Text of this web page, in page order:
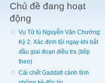
Chủ đề đang hoạt
động
Vụ Tử tù Nguyễn Văn Chưởng:
Kỳ 2. Xác định tội ngay khi bắt
đầu giai đoạn điều tra (tiếp
theo)
Cái chết Gaddafi cảnh tỉnh